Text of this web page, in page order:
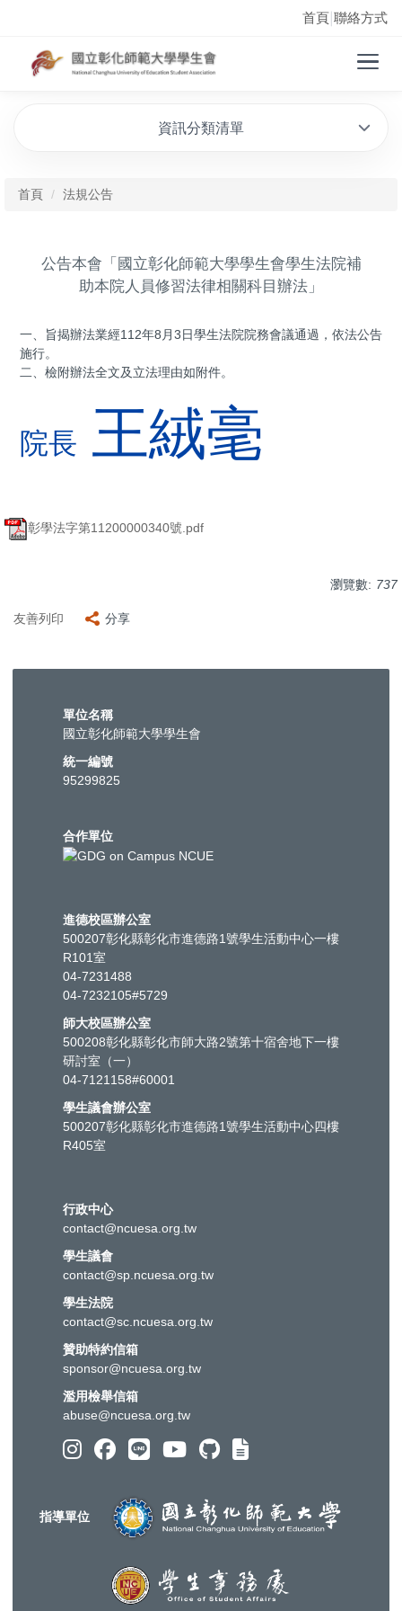
首頁 聯絡方式
資訊分類清單
首頁 法規公告
公告本會「國立彰化師範大學學生會學生法院補
助本院人員修習法律相關科目辦法」
一、旨揭辦法業經112年8月3日學生法院院務會議通過，依法公告
施行。
二、檢附辦法全文及立法理由如附件。
院長 王絨毫
彰學法字第11200000340號.pdf
瀏覽數: 737
友善列印 分享
單位名稱
國立彰化師範大學學生會
統一編號
95299825
合作單位
進德校區辦公室
500207彰化縣彰化市進德路1號學生活動中心一樓
R101室
04-7231488
04-7232105#5729
師大校區辦公室
500208彰化縣彰化市師大路2號第十宿舍地下一樓
研討室（一）
04-7121158#60001
學生議會辦公室
500207彰化縣彰化市進德路1號學生活動中心四樓
R405室
行政中心
contact@ncuesa.org.tw
學生議會
contact@sp.ncuesa.org.tw
學生法院
contact@sc.ncuesa.org.tw
贊助特約信箱
sponsor@ncuesa.org.tw
濫用檢舉信箱
abuse@ncuesa.org.tw
指導單位